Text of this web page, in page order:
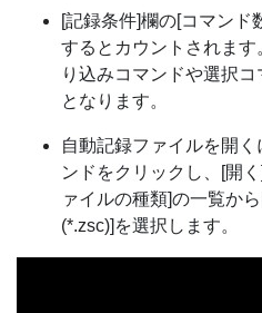
[記録条件]欄の[コマンド
するとカウントされま
り込みコマンドや選択
となります。
自動記録ファイルを開
ンドをクリックし、[開
ァイルの種類]の一覧か
(*.zsc)]を選択します。